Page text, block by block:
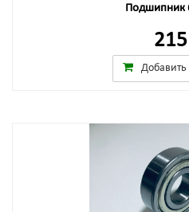
Подшипник
Добавить